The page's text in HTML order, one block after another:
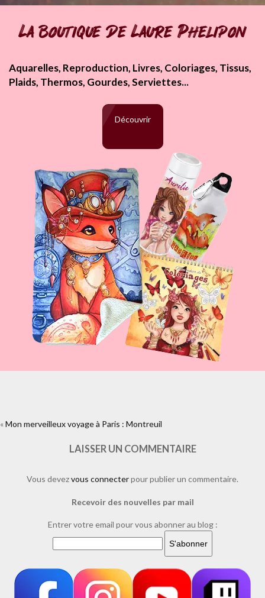
La boutique de Laure Phelipon
Aquarelles, Reproduction, Livres, Coloriages, Tissus,
Plaids, Thermos, Gourdes, Serviettes...
Découvrir
https://www.facebook.com/plugins/like.php?
illustrations.com%2F2010%2F12%2Fmon-merveilleux-voyage-a-paris-
«Mon merveilleux voyage à Paris : Montreuil
LAISSER UN COMMENTAIRE
Vous devezvous connecterpour publier un commentaire.
Recevoir des nouvelles par mail
Entrer votre email pour vous abonner au blog :